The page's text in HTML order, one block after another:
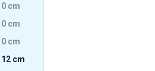
0 cm
0 cm
0 cm
12 cm